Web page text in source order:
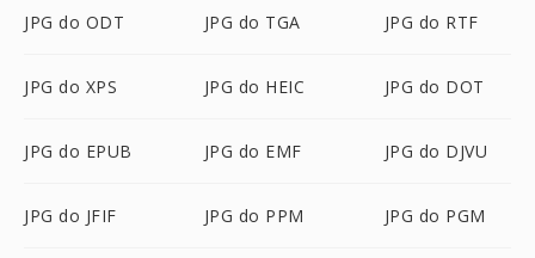
JPG do ODT JPG do TGA JPG do RTF
JPG do XPS JPG do HEIC JPG do DOT
JPG do EPUB JPG do EMF JPG do DJVU
JPG do JFIF JPG do PPM JPG do PGM